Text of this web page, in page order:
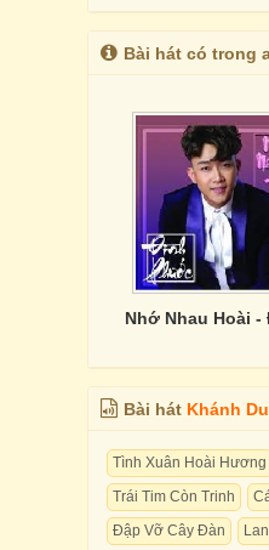
Bài hát có trong
Bài hát Khánh
Tình Xuân Hoài Hương
Trái Tim Còn Trinh
Đập Vỡ Cây Đàn